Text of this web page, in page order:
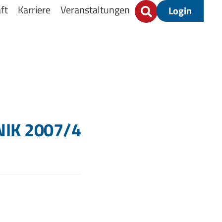
Karriere Veranstaltungen Login
2007/4